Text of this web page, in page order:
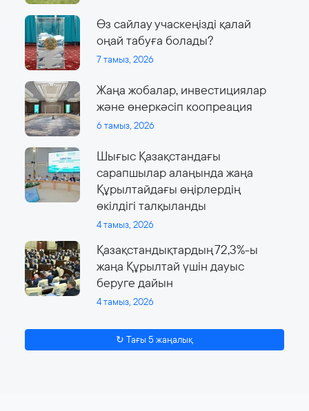
Өз сайлау учаскеңізді қалай
оңай табуға болады?
7 тамыз, 2026
Жаңа жобалар, инвестициялар
және өнеркәсіп коопреация
6 тамыз, 2026
Шығыс Қазақстандағы
сарапшылар алаңында жаңа
Құрылтайдағы өңірлердің
өкілдігі талқыланды
4 тамыз, 2026
Қазақстандықтардың 72,3%-ы
жаңа Құрылтай үшін дауыс
беруге дайын
4 тамыз, 2026
↻ Тағы 5 жаңалық